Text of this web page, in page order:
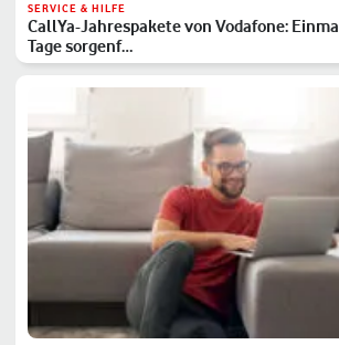
SERVICE & HILFE
CallYa-Jahrespakete von Vodafone:
Tage sorgenf…